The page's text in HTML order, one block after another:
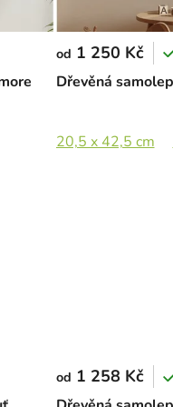
Dřevěná
od 1 250 Kč
20,5 x 42,5 cm
od 1 258 Kč